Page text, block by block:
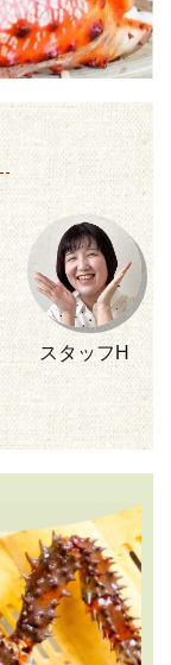
スタッフH